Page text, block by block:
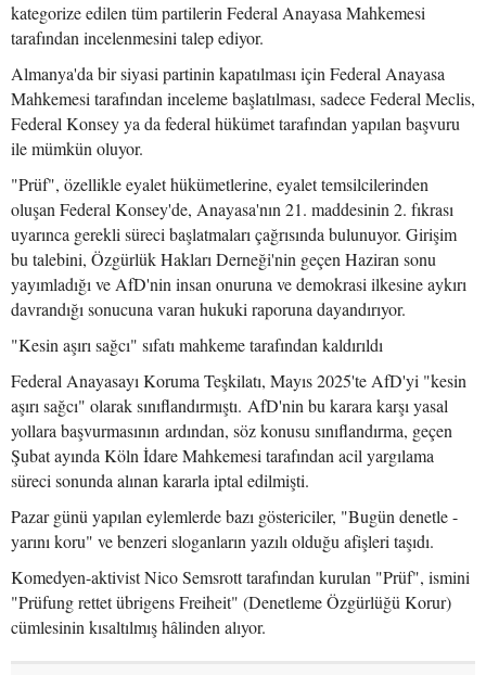
kategorize edilen tüm partilerin Federal Anayasa Mahkemesi
tarafından incelenmesini talep ediyor.
Almanya'da bir siyasi partinin kapatılması için Federal Anayasa
Mahkemesi tarafından inceleme başlatılması, sadece Federal Meclis,
Federal Konsey ya da federal hükümet tarafından yapılan başvuru
ile mümkün oluyor.
"Prüf", özellikle eyalet hükümetlerine, eyalet temsilcilerinden
oluşan Federal Konsey'de, Anayasa'nın 21. maddesinin 2. fıkrası
uyarınca gerekli süreci başlatmaları çağrısında bulunuyor. Girişim
bu talebini, Özgürlük Hakları Derneği'nin geçen Haziran sonu
yayımladığı ve AfD'nin insan onuruna ve demokrasi ilkesine aykırı
davrandığı sonucuna varan hukuki raporuna dayandırıyor.
"Kesin aşırı sağcı" sıfatı mahkeme tarafından kaldırıldı
Federal Anayasayı Koruma Teşkilatı, Mayıs 2025'te AfD'yi "kesin
aşırı sağcı" olarak sınıflandırmıştı. AfD'nin bu karara karşı yasal
yollara başvurmasının ardından, söz konusu sınıflandırma, geçen
Şubat ayında Köln İdare Mahkemesi tarafından acil yargılama
süreci sonunda alınan kararla iptal edilmişti.
Pazar günü yapılan eylemlerde bazı göstericiler, "Bugün denetle -
yarını koru" ve benzeri sloganların yazılı olduğu afişleri taşıdı.
Komedyen-aktivist Nico Semsrott tarafından kurulan "Prüf", ismini
"Prüfung rettet übrigens Freiheit" (Denetleme Özgürlüğü Korur)
cümlesinin kısaltılmış hâlinden alıyor.